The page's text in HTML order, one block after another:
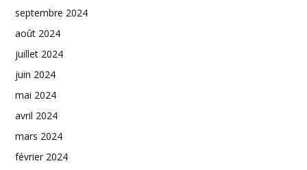
septembre 2024
août 2024
juillet 2024
juin 2024
mai 2024
avril 2024
mars 2024
février 2024